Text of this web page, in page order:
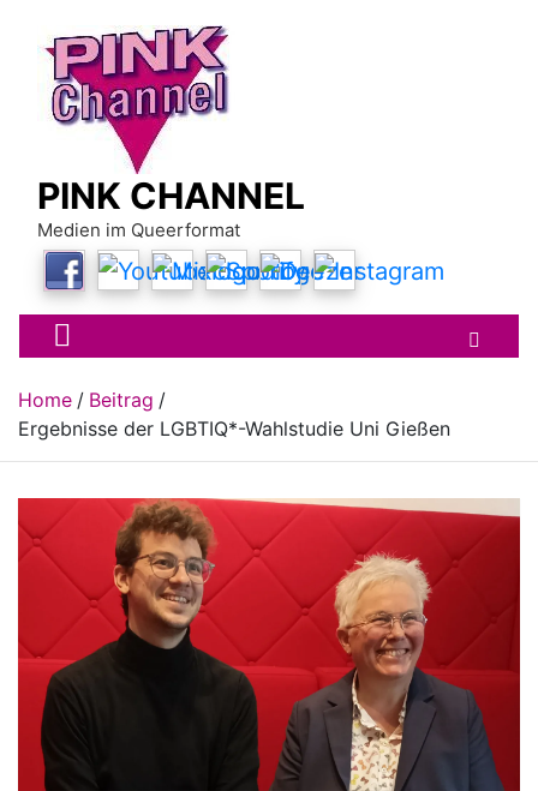
content
PINK CHANNEL
Medien im Queerformat
Home
Beitrag
Ergebnisse der LGBTIQ*-Wahlstudie Uni Gießen